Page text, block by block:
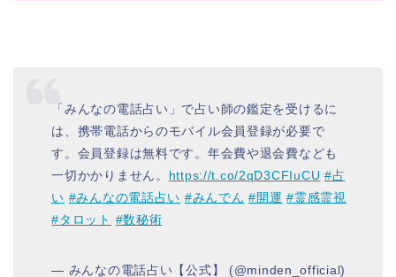
「みんなの電話占い」で占い師の鑑定を受けるに
は、携帯電話からのモバイル会員登録が必要で
す。会員登録は無料です。年会費や退会費なども
一切かかりません。 https://t.co/2qD3CFIuCU #占
い #みんなの電話占い #みんでん #開運 #霊感霊視
#タロット #数秘術
— みんなの電話占い【公式】 (@minden_official)